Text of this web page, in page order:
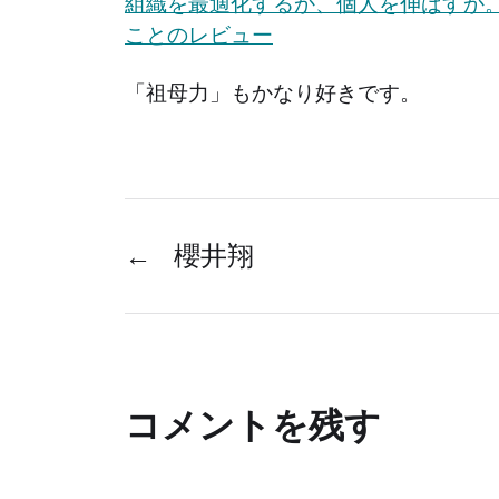
ことのレビュー
「祖母力」もかなり好きです。
← 櫻井翔
コメントを残す